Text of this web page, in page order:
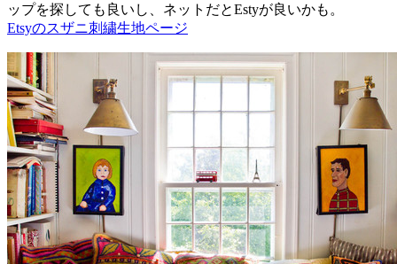
ップを探しても良いし、ネットだとEstyが良いかも。
Etsyのスザニ刺繍生地ページ